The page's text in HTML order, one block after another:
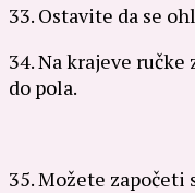
33. Ostavite da se
34. Na krajeve
do pola.
35. Možete započeti